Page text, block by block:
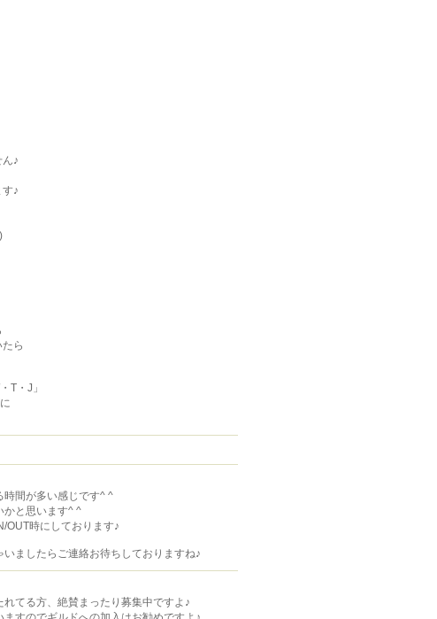
♪
♪
ら
T・J」
時間が多い感じです^ ^
かと思います^ ^
OUT時にしております♪
ましたらご連絡お待ちしておりますね♪
てる方、絶賛まったり募集中ですよ♪